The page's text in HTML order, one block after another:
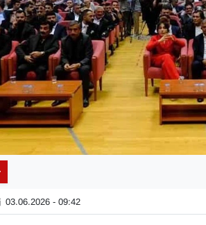
03.06.2026 - 09:42